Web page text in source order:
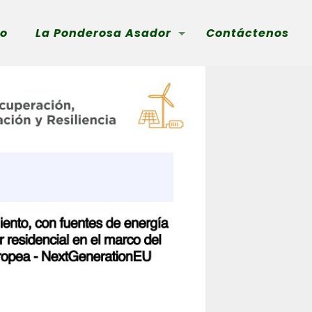
La Ponderosa Asador Contáctenos